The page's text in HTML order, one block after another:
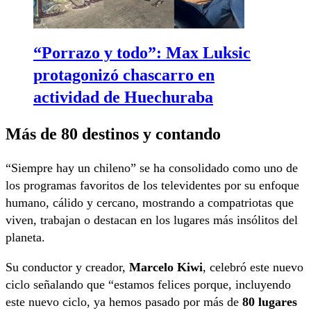
“Porrazo y todo”: Max Luksic
protagonizó chascarro en
actividad de Huechuraba
Más de 80 destinos y contando
“Siempre hay un chileno” se ha consolidado como uno de
los programas favoritos de los televidentes por su enfoque
humano, cálido y cercano, mostrando a compatriotas que
viven, trabajan o destacan en los lugares más insólitos del
planeta.
Su conductor y creador, Marcelo Kiwi, celebró este nuevo
ciclo señalando que “estamos felices porque, incluyendo
este nuevo ciclo, ya hemos pasado por más de 80 lugares